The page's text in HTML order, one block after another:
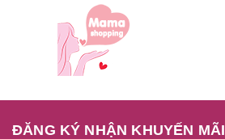
ĐĂNG KÝ NHẬN KHUYẾN MÃI